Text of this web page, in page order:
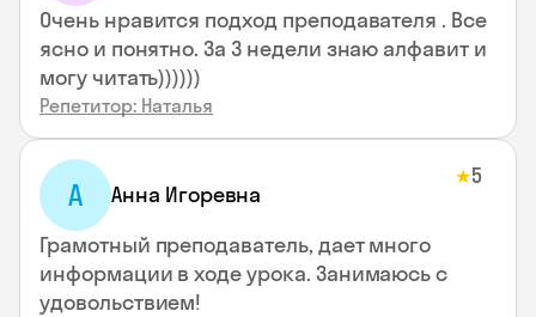
Очень нравится подход преподавателя . Все
ясно и понятно. За 3 недели знаю алфавит и
могу читать))))))
Репетитор: Наталья
А Анна Игоревна
★5
Грамотный преподаватель, дает много
информации в ходе урока. Занимаюсь с
удовольствием!